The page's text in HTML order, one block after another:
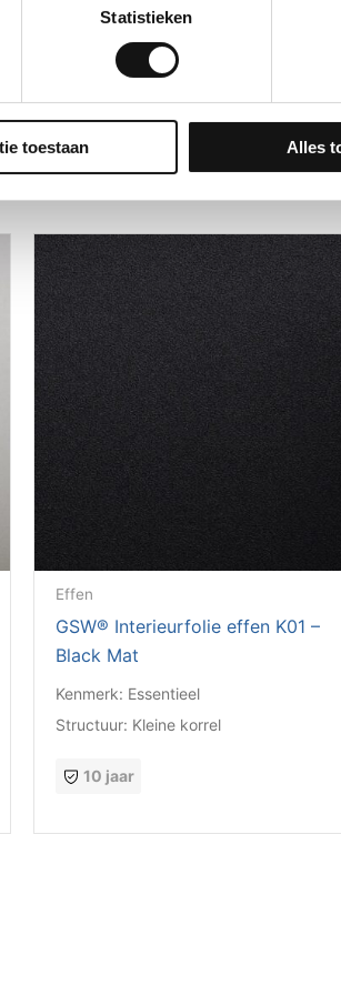
Statistieken
toestaan Alles
Effen
GSW® Interieurfolie effen K01 –
Black Mat
Kenmerk: Essentieel
Structuur: Kleine korrel
10 jaar